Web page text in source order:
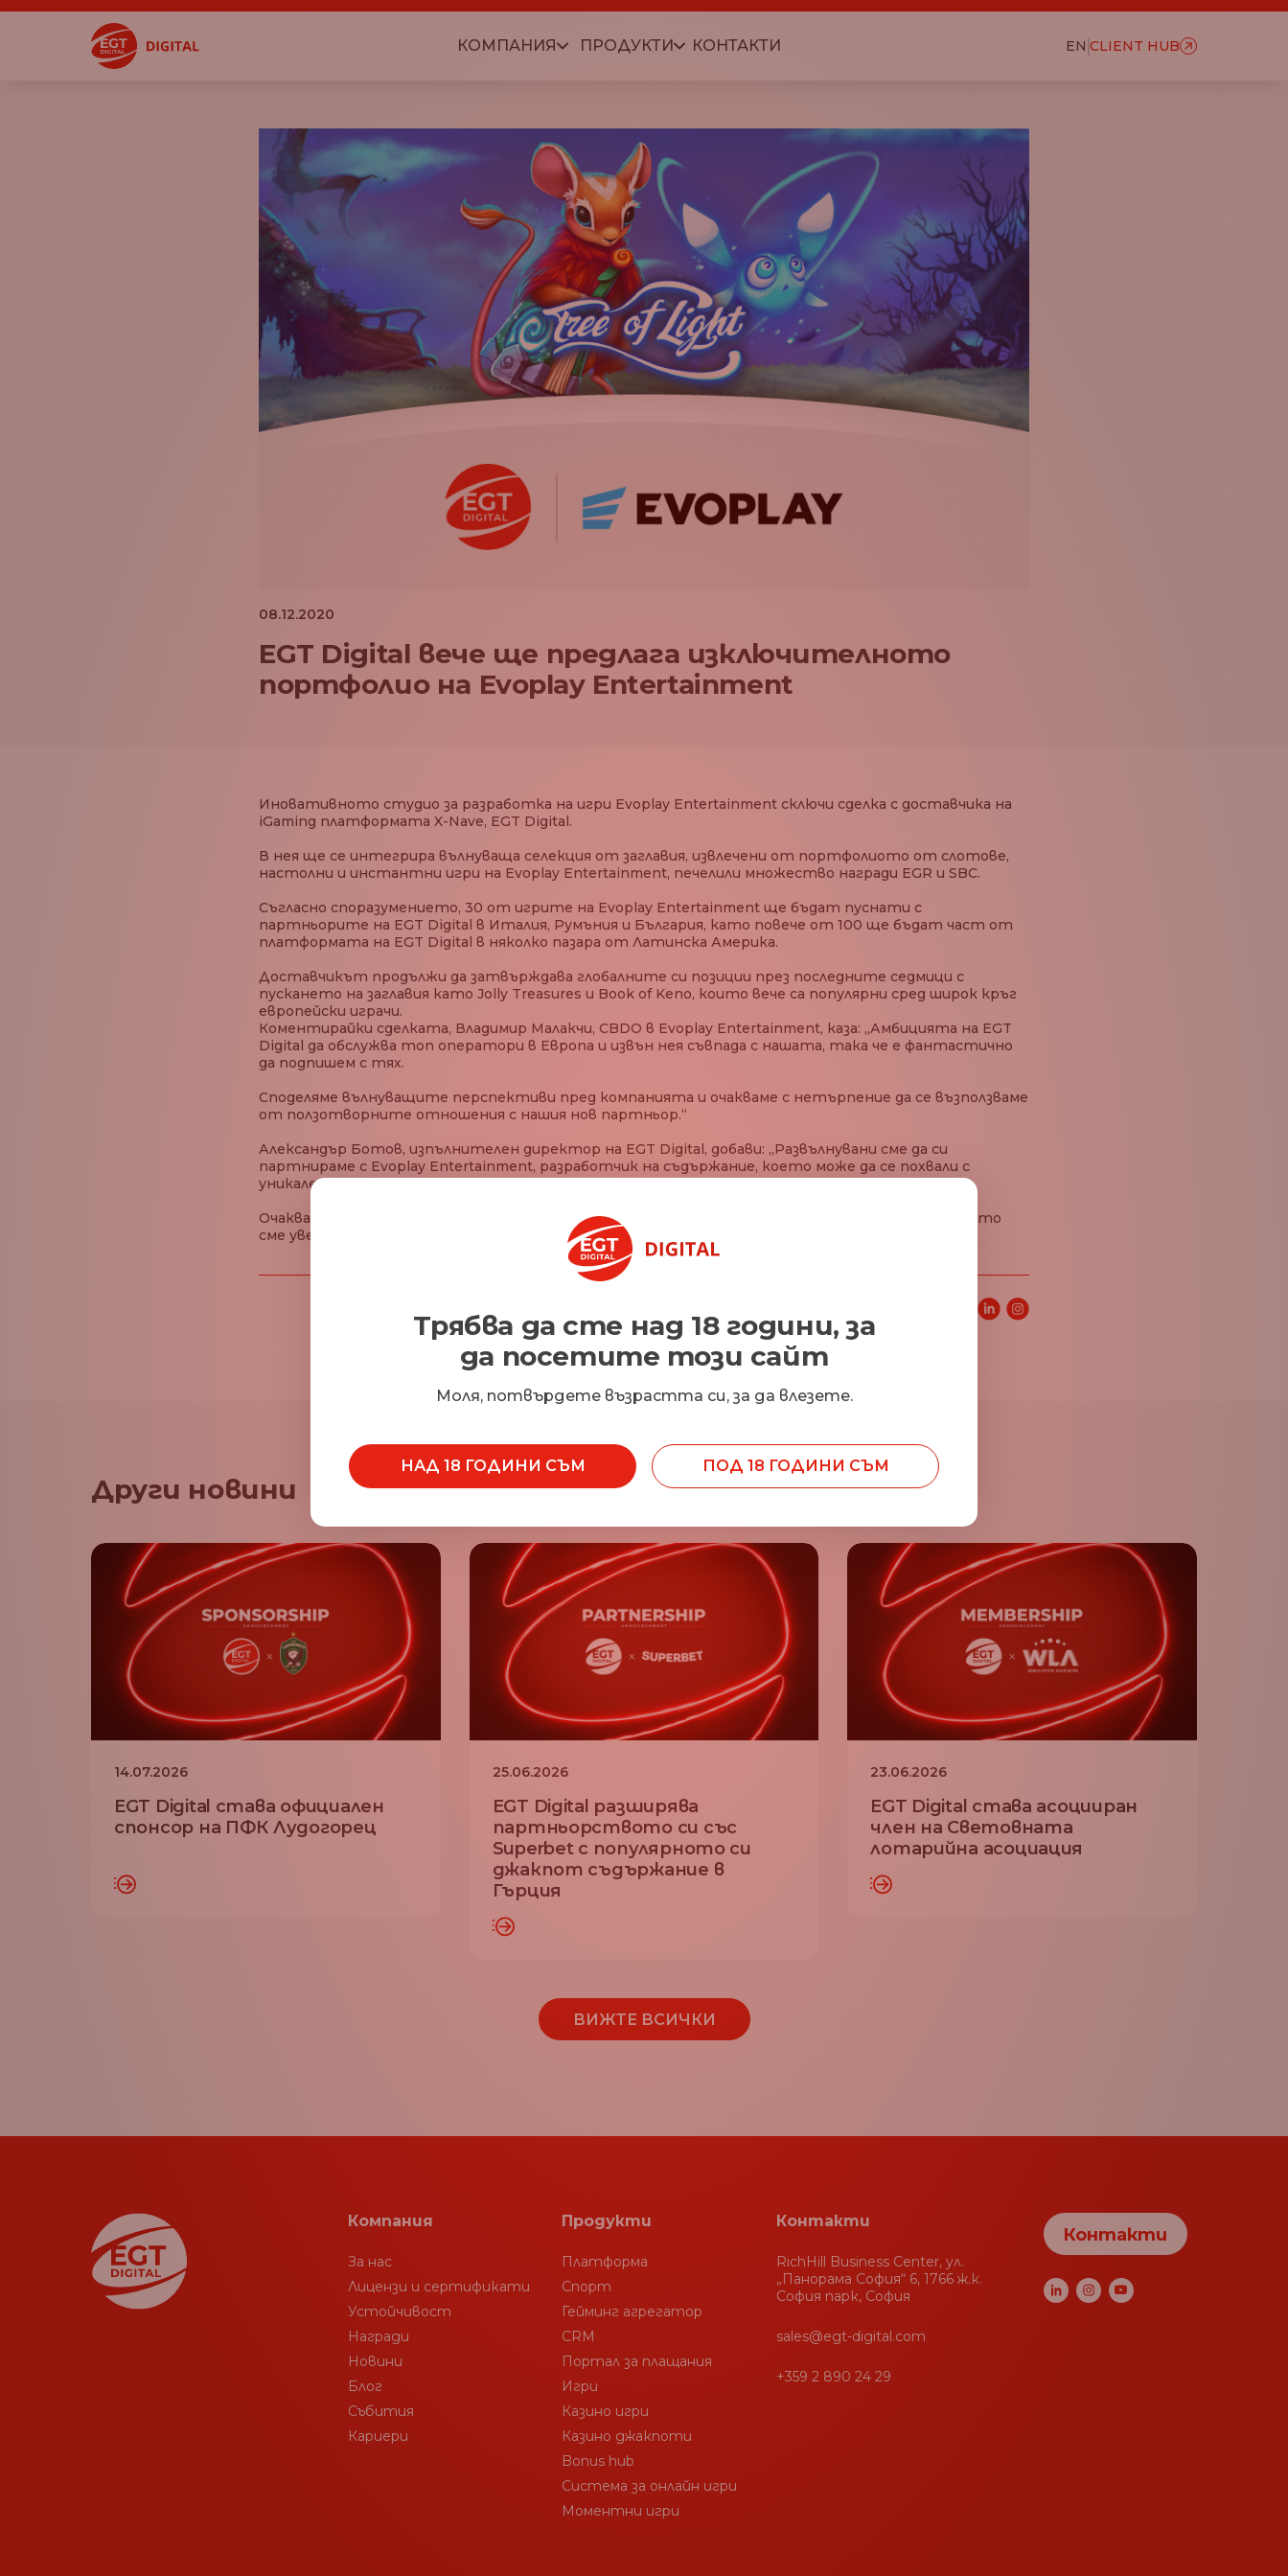
КОМПАНИЯ ПРОДУКТИ КОНТАКТИ EN CLIENT HUB
08.12.2020
EGT Digital вече ще предлага изключителното
портфолио на Evoplay Entertainment
Иновативното студио за разработка на игри Evoplay Entertainment сключи сделка с доставчика на
iGaming платформата X-Nave, EGT Digital.
В нея ще се интегрира вълнуваща селекция от заглавия, извлечени от портфолиото от слотове,
настолни и инстантни игри на Evoplay Entertainment, печелили множество награди EGR и SBC.
Съгласно споразумението, 30 от игрите на Evoplay Entertainment ще бъдат пуснати с
партньорите на EGT Digital в Италия, Румъния и България, като повече от 100 ще бъдат част от
платформата на EGT Digital в няколко пазара от Латинска Америка.
Доставчикът продължи да затвърждава глобалните си позиции през последните седмици с
пускането на заглавия като Jolly Treasures и Book of Keno, които вече са популярни сред широк кръг
европейски играчи.
Коментирайки сделката, Владимир Малакчи, CBDO в Evoplay Entertainment, каза: „Амбицията на EGT
Digital да обслужва топ оператори в Европа и извън нея съвпада с нашата, така че е фантастично
да подпишем с тях.
Споделяме вълнуващите перспективи пред компанията и очакваме с нетърпение да се възползваме
от ползотворните отношения с нашия нов партньор.“
Александър Ботов, изпълнителен директор на EGT Digital, добави: „Развълнувани сме да си
партнираме с Evoplay Entertainment, разработчик на съдържание, което може да се похвали с
уникален дизайн и зашеметяващи анимации, подкрепени от авторска технология.
Очакваме с нетърпение да стартираме работата със студиото и да настъпи период, за който
сме уверени, че ще бъде повече продуктивен.“
Други новини
14.07.2026
EGT Digital става официален
спонсор на ПФК Лудогорец
ПОВЕЧЕ
25.06.2026
EGT Digital разширява
партньорството си със
Superbet с популярното си
джакпот съдържание в
Гърция
ПРОЧЕТЕТЕ ПОВЕЧЕ
23.06.2026
EGT Digital става асоцииран
член на Световната
лотарийна асоциация
ПРОЧЕТЕТЕ ПОВЕЧЕ
ВИЖТЕ ВСИЧКИ
Компания
За нас
Лицензи и сертификати
Устойчивост
Награди
Новини
Блог
Събития
Кариери
Продукти
Платформа
Спорт
Гейминг агрегатор
CRM
Портал за плащания
Игри
Казино игри
Казино джакпоти
Bonus hub
Система за онлайн игри
Моментни игри
Контакти
RichHill Business Center, ул.
„Панорама София“ 6, 1766 ж.к.
София парк, София
sales@egt-digital.com
+359 2 890 24 29
Контакти
Трябва да сте над 18 години, за
да посетите този сайт
Моля, потвърдете възрастта си, за да влезете.
НАД 18 ГОДИНИ СЪМ ПОД 18 ГОДИНИ СЪМ